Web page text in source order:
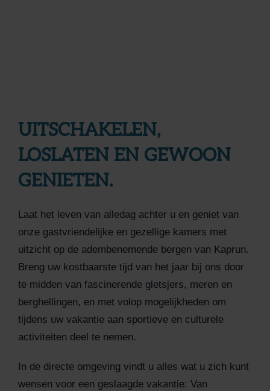
UITSCHAKELEN,
LOSLATEN EN GEWOON
GENIETEN.
Laat het leven van alledag achter u en geniet van
onze gastvriendelijke en gezellige kamers met
uitzicht op de adembenemende bergen van Kaprun.
Breng uw kostbaarste tijd van het jaar bij ons door
te midden van fascinerende gletsjers, meren en
berghellingen, en met volop mogelijkheden om
tijdens uw vakantie aan sportieve en culturele
activiteiten deel te nemen.
In de directe omgeving vindt u alles wat u zich kunt
wensen voor een geslaagde vakantie: Van